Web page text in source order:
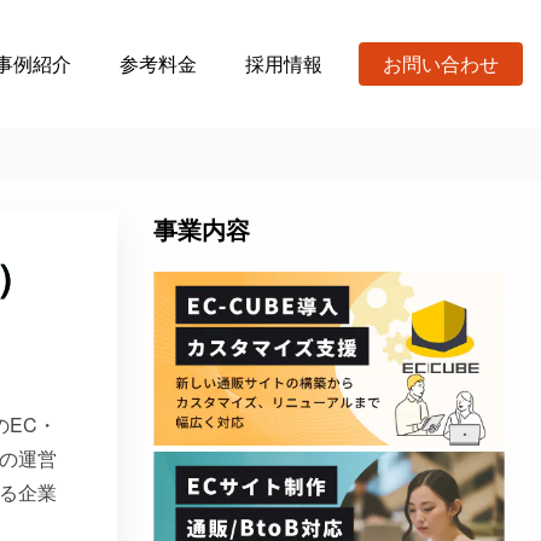
例紹介 参考料金 採用情報 お問い合わせ
・
運営
企業
事業内容